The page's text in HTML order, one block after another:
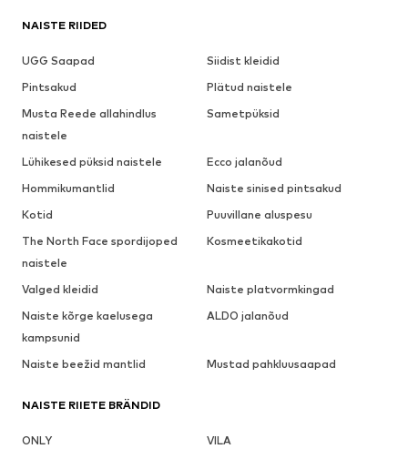
NAISTE RIIDED
UGG Saapad
Siidist kleidid
Pintsakud
Plätud naistele
Musta Reede allahindlus
naistele
Sametpüksid
Lühikesed püksid naistele
Ecco jalanõud
Hommikumantlid
Naiste sinised pintsakud
Kotid
Puuvillane aluspesu
The North Face spordijoped
naistele
Kosmeetikakotid
Valged kleidid
Naiste platvormkingad
Naiste kõrge kaelusega
kampsunid
ALDO jalanõud
Naiste beežid mantlid Mustad pahkluusaapad
NAISTE RIIETE BRÄNDID
ONLY
VILA